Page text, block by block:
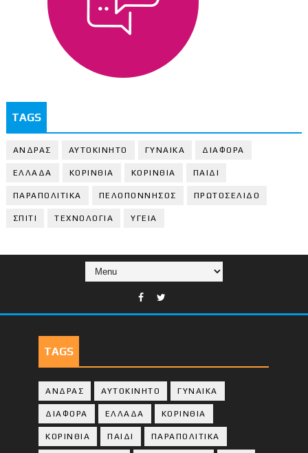
TAGS
ΑΝΔΡΑΣ ΑΥΤΟΚΙΝΗΤΟ ΓΥΝΑΙΚΑ ΔΙΑΦΟΡΑ
ΕΛΛΑΔΑ ΚΟΡΙΝΘΙΑ ΚΟΡΙΝΘΙA ΠΑΙΔΙ
ΠΑΡΑΠΟΛΙΤΙΚΑ ΠΕΛΟΠΟΝΝΗΣΟΣ ΠΡΩΤΟΣΕΛΙΔΟ
ΣΠΙΤΙ ΤΕΧΝΟΛΟΓΙΑ ΥΓΕΙΑ
TAGS
ΑΝΔΡΑΣ ΑΥΤΟΚΙΝΗΤΟ ΓΥΝΑΙΚΑ
ΔΙΑΦΟΡΑ ΕΛΛΑΔΑ ΚΟΡΙΝΘΙΑ
ΚΟΡΙΝΘΙA ΠΑΙΔΙ ΠΑΡΑΠΟΛΙΤΙΚΑ